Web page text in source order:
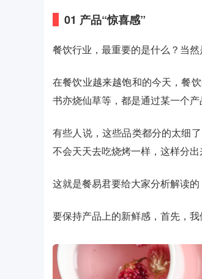
01 产品“惊喜感”
餐饮行业，最重要的是什么？当然
在餐饮业越来越饱和的今天，餐
书亦烧仙草等，都是通过某一个产
有些人说，这些品类都分的太细
不会天天去吃烧烤一样，这样分
这就是餐易君要给大家分析解读的
要保持产品上的新鲜感，首先，